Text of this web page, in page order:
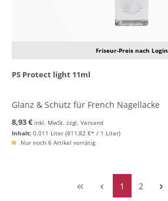
Friseur-Preis nach Login
PS Protect light 11ml
Glanz & Schutz für French Nagellacke
Inhalt: 0.011 Liter (811,82 €* / 1 Liter)
8,93 € inkl. MwSt. zzgl. Versand
Nur noch 6 Artikel vorrätig
1 2